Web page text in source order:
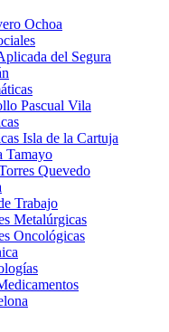
Ochoa
del Segura
Pascual Vila
Isla de la Cartuja
Tamayo
Quevedo
Trabajo
Metalúrgicas
Oncológicas